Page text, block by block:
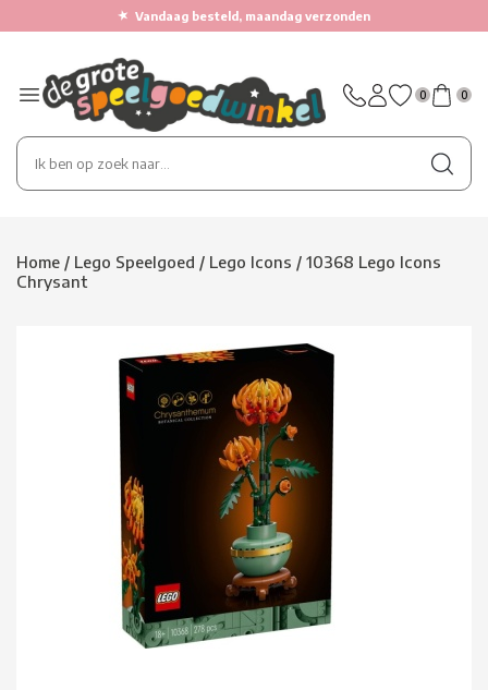
★ Vandaag besteld, maandag verzonden
0 0
Home / Lego Speelgoed / Lego Icons / 10368 Lego Icons
Chrysant